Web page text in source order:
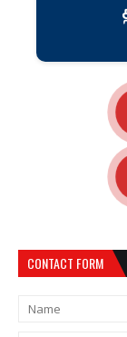
CONTACT FORM